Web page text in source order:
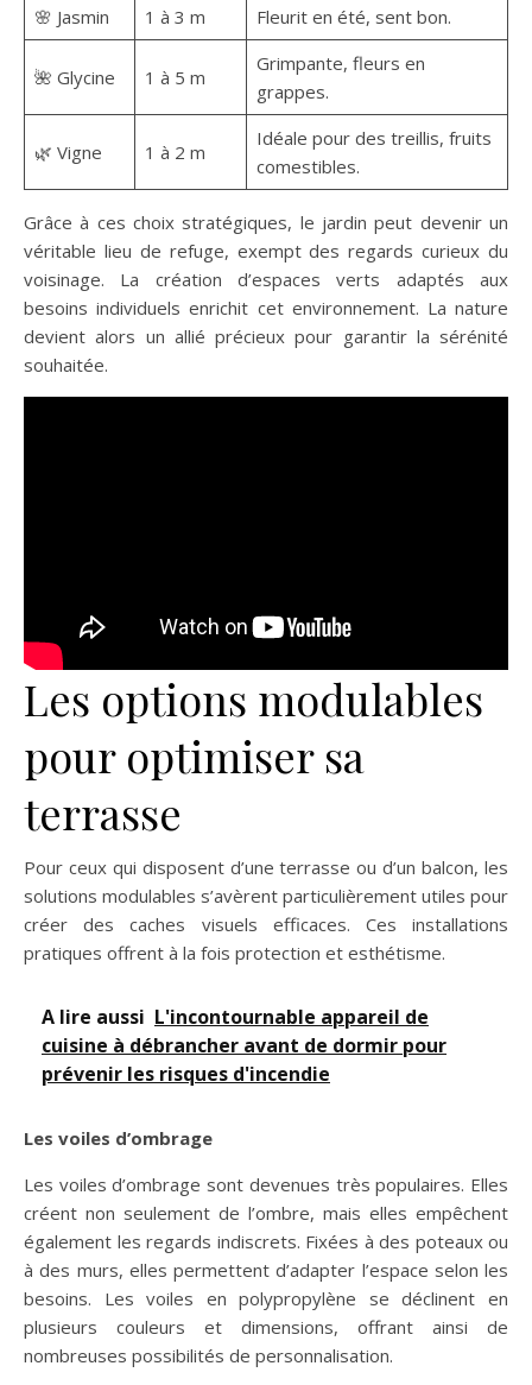
🌸 Jasmin 1 à 3 m Fleurit en été, sent bon.
🌺 Glycine 1 à 5 m
Grimpante, fleurs en
grappes.
🌿 Vigne 1 à 2 m
Idéale pour des treillis, fruits
comestibles.
Grâce à ces choix stratégiques, le jardin peut devenir un
véritable lieu de refuge, exempt des regards curieux du
voisinage. La création d’espaces verts adaptés aux
besoins individuels enrichit cet environnement. La nature
devient alors un allié précieux pour garantir la sérénité
souhaitée.
Les options modulables
pour optimiser sa
terrasse
Pour ceux qui disposent d’une terrasse ou d’un balcon, les
solutions modulables s’avèrent particulièrement utiles pour
créer des caches visuels efficaces. Ces installations
pratiques offrent à la fois protection et esthétisme.
A lire aussi L'incontournable appareil de
cuisine à débrancher avant de dormir pour
prévenir les risques d'incendie
Les voiles d’ombrage
Les voiles d’ombrage sont devenues très populaires. Elles
créent non seulement de l’ombre, mais elles empêchent
également les regards indiscrets. Fixées à des poteaux ou
à des murs, elles permettent d’adapter l’espace selon les
besoins. Les voiles en polypropylène se déclinent en
plusieurs couleurs et dimensions, offrant ainsi de
nombreuses possibilités de personnalisation.